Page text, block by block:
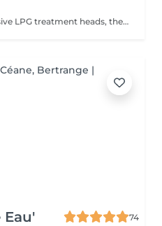
Thanks to patented and exclusive LPG treatment heads, the endermologie technique delicately stimulates the skin to reactivate dormant cellular activity, naturally, without pain and without side effects. The target cells thus awakened carry out a real metamorphosis of the skin from the inside for visible anti-aging results. The LPG treatment head equipped with sequential motorized valve technology stimulates the fibroblasts (youth cells) which then restart the production of natural collagen, elastin and hyaluronic acid, substances essential to the firmness, volume and suppleness of the skin.
74